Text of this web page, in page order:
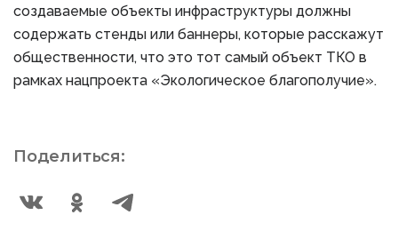
создаваемые объекты инфраструктуры должны
содержать стенды или баннеры, которые расскажут
общественности, что это тот самый объект ТКО в
рамках нацпроекта «Экологическое благополучие».
Поделиться: